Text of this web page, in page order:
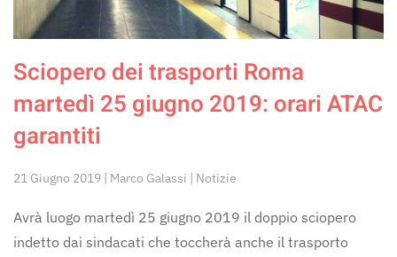
Sciopero dei trasporti Roma
martedì 25 giugno 2019: orari ATAC
garantiti
21 Giugno 2019 | Marco Galassi | Notizie
Avrà luogo martedì 25 giugno 2019 il doppio sciopero
indetto dai sindacati che toccherà anche il trasporto